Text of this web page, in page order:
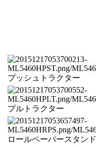
プッシュトラクター
プルトラクター
ロールペーパースタンド